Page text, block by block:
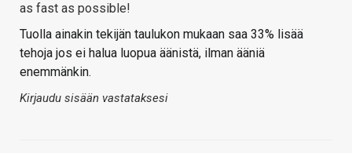
as fast as possible!
Tuolla ainakin tekijän taulukon mukaan saa 33% lisää
tehoja jos ei halua luopua äänistä, ilman ääniä
enemmänkin.
Kirjaudu sisään vastataksesi